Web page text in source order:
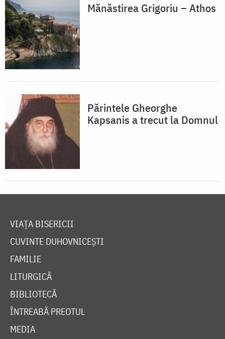
Mănăstirea Grigoriu – Athos
Părintele Gheorghe
Kapsanis a trecut la Domnul
VIAȚA BISERICII
CUVINTE DUHOVNICEȘTI
FAMILIE
LITURGICĂ
BIBLIOTECĂ
ÎNTREABĂ PREOTUL
MEDIA